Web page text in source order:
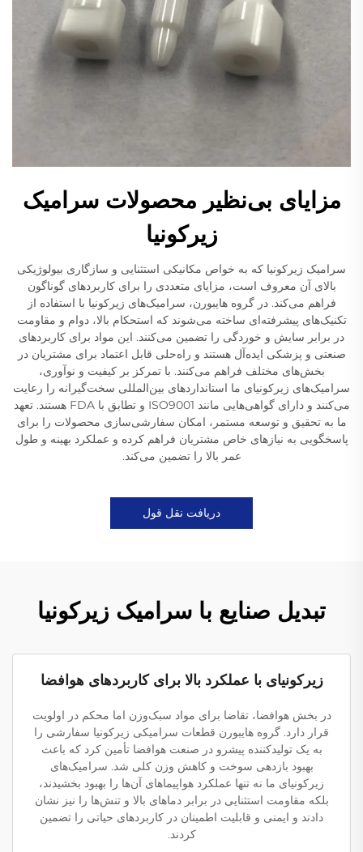
مزایای بی‌نظیر محصولات سرامیک
زیرکونیا
سرامیک زیرکونیا که به خواص مکانیکی استثنایی و سازگاری بیولوژیکی
بالای آن معروف است، مزایای متعددی را برای کاربردهای گوناگون
فراهم می‌کند. در گروه هایبورن، سرامیک‌های زیرکونیا با استفاده از
تکنیک‌های پیشرفته‌ای ساخته می‌شوند که استحکام بالا، دوام و مقاومت
در برابر سایش و خوردگی را تضمین می‌کنند. این مواد برای کاربردهای
صنعتی و پزشکی ایده‌آل هستند و راه‌حلی قابل اعتماد برای مشتریان در
بخش‌های مختلف فراهم می‌کنند. با تمرکز بر کیفیت و نوآوری،
سرامیک‌های زیرکونیای ما استانداردهای بین‌المللی سخت‌گیرانه را رعایت
می‌کنند و دارای گواهی‌هایی مانند ISO9001 و تطابق با FDA هستند. تعهد
ما به تحقیق و توسعه مستمر، امکان سفارشی‌سازی محصولات را برای
پاسخگویی به نیازهای خاص مشتریان فراهم کرده و عملکرد بهینه و طول
عمر بالا را تضمین می‌کند.
دریافت نقل قول
تبدیل صنایع با سرامیک زیرکونیا
زیرکونیای با عملکرد بالا برای کاربردهای هوافضا
در بخش هوافضا، تقاضا برای مواد سبک‌وزن اما محکم در اولویت
قرار دارد. گروه هایبورن قطعات سرامیکی زیرکونیا سفارشی را
به یک تولیدکننده پیشرو در صنعت هوافضا تأمین کرد که باعث
بهبود بازدهی سوخت و کاهش وزن کلی شد. سرامیک‌های
زیرکونیای ما نه تنها عملکرد هواپیماهای آن‌ها را بهبود بخشیدند،
بلکه مقاومت استثنایی در برابر دماهای بالا و تنش‌ها را نیز نشان
دادند و ایمنی و قابلیت اطمینان در کاربردهای حیاتی را تضمین
کردند.